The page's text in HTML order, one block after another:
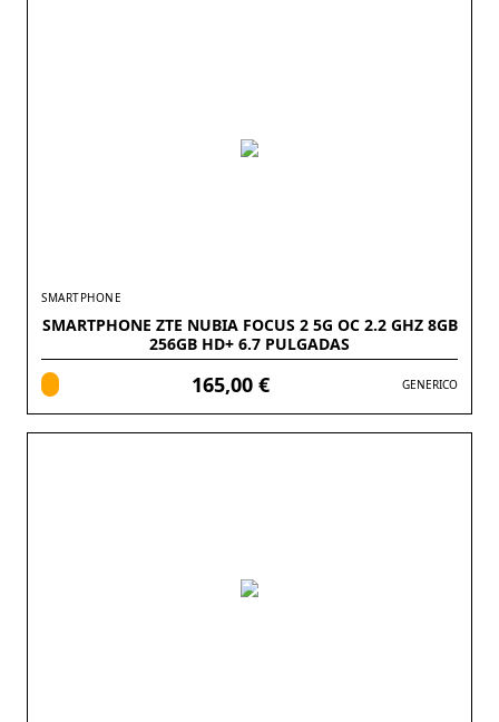
SMARTPHONE
SMARTPHONE ZTE NUBIA FOCUS 2 5G OC 2.2 GHZ 8GB
256GB HD+ 6.7 PULGADAS
165,00 € GENERICO